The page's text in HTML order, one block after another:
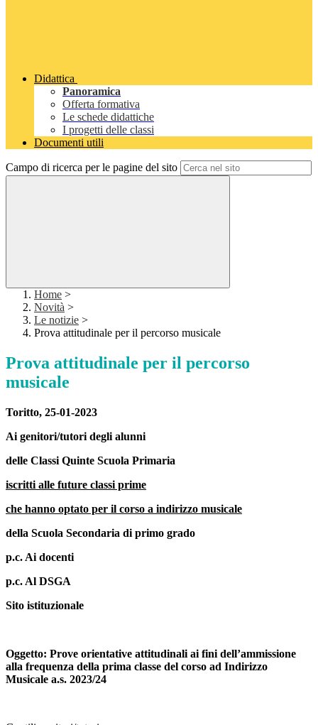
Didattica
Panoramica
Offerta formativa
Le schede didattiche
I progetti delle classi
Documenti utili
Campo di ricerca per le pagine del sito
Home >
Novità >
Le notizie >
Prova attitudinale per il percorso musicale
Prova attitudinale per il percorso
musicale
Toritto, 25-01-2023
Ai genitori/tutori degli alunni
delle Classi Quinte Scuola Primaria
iscritti alle future classi prime
che hanno optato per il corso a indirizzo musicale
della Scuola Secondaria di primo grado
p.c. Ai docenti
p.c. Al DSGA
Sito istituzionale
Oggetto: Prove orientative attitudinali ai fini dell’ammissione
alla frequenza della prima classe del corso ad Indirizzo
Musicale a.s. 2023/24